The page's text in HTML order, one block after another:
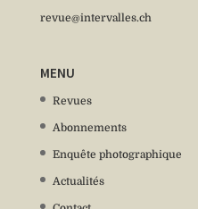
revue@intervalles.ch
MENU
Revues
Abonnements
Enquête photographique
Actualités